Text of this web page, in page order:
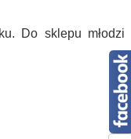
Do sklepu młodzi